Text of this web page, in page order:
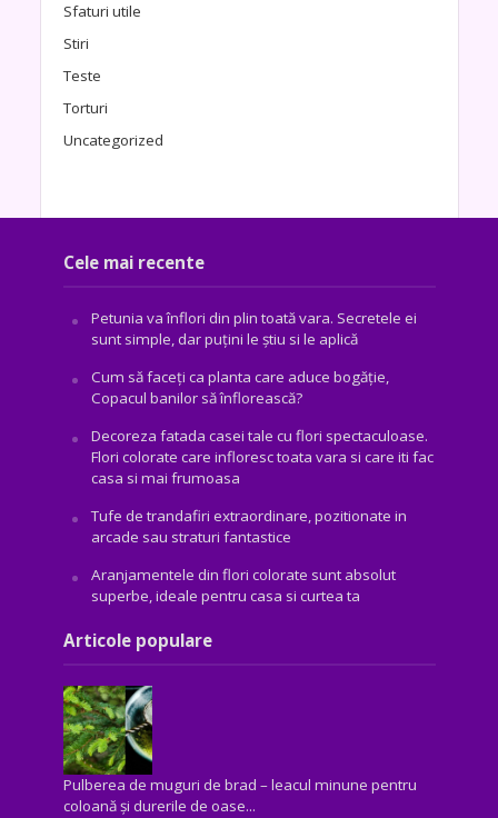
Sfaturi utile
Stiri
Teste
Torturi
Uncategorized
Cele mai recente
Petunia va înflori din plin toată vara. Secretele ei
sunt simple, dar puțini le știu si le aplică
Cum să faceți ca planta care aduce bogăţie,
Copacul banilor să înflorească?
Decoreza fatada casei tale cu flori spectaculoase.
Flori colorate care infloresc toata vara si care iti fac
casa si mai frumoasa
Tufe de trandafiri extraordinare, pozitionate in
arcade sau straturi fantastice
Aranjamentele din flori colorate sunt absolut
superbe, ideale pentru casa si curtea ta
Articole populare
Pulberea de muguri de brad – leacul minune pentru
coloană și durerile de oase...